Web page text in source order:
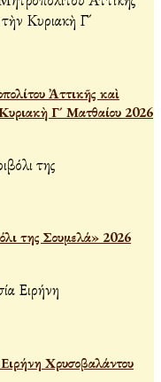
Ἀττικῆς καὶ
Γ´ Ματθαίου 2026
της Σουμελά» 2026
Χρυσοβαλάντου